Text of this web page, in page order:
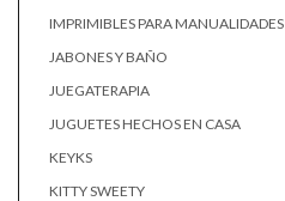
IMPRIMIBLES PARA MANUALIDADES
JABONES Y BAÑO
JUEGATERAPIA
JUGUETES HECHOS EN CASA
KEYKS
KITTY SWEETY